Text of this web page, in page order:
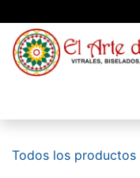
Todos los productos